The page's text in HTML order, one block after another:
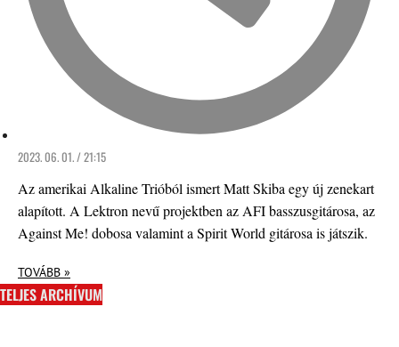
2023. 06. 01. / 21:15
Az amerikai Alkaline Trióból ismert Matt Skiba egy új zenekart
alapított. A Lektron nevű projektben az AFI basszusgitárosa, az
Against Me! dobosa valamint a Spirit World gitárosa is játszik.
TOVÁBB »
TELJES ARCHÍVUM